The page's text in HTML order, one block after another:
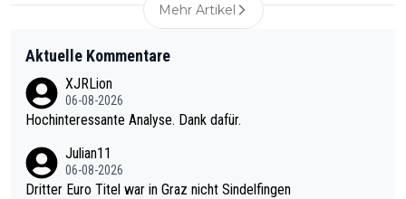
Mehr Artikel
Aktuelle Kommentare
XJRLion
06-08-2026
Hochinteressante Analyse. Dank dafür.
Julian11
06-08-2026
Dritter Euro Titel war in Graz nicht Sindelfingen